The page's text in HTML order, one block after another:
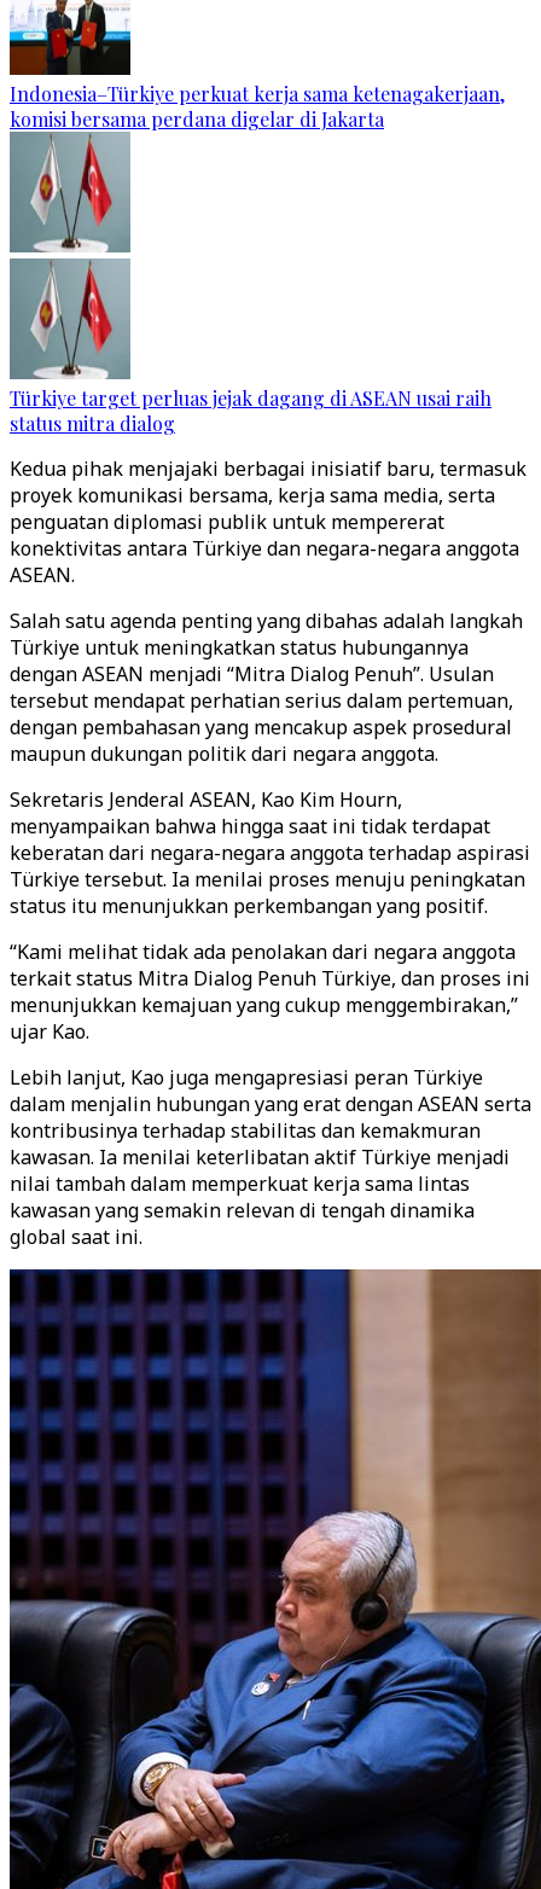
Indonesia–Türkiye perkuat kerja sama ketenagakerjaan,
komisi bersama perdana digelar di Jakarta
Türkiye target perluas jejak dagang di ASEAN usai raih
status mitra dialog
Kedua pihak menjajaki berbagai inisiatif baru, termasuk
proyek komunikasi bersama, kerja sama media, serta
penguatan diplomasi publik untuk mempererat
konektivitas antara Türkiye dan negara-negara anggota
ASEAN.
Salah satu agenda penting yang dibahas adalah langkah
Türkiye untuk meningkatkan status hubungannya
dengan ASEAN menjadi “Mitra Dialog Penuh”. Usulan
tersebut mendapat perhatian serius dalam pertemuan,
dengan pembahasan yang mencakup aspek prosedural
maupun dukungan politik dari negara anggota.
Sekretaris Jenderal ASEAN, Kao Kim Hourn,
menyampaikan bahwa hingga saat ini tidak terdapat
keberatan dari negara-negara anggota terhadap aspirasi
Türkiye tersebut. Ia menilai proses menuju peningkatan
status itu menunjukkan perkembangan yang positif.
“Kami melihat tidak ada penolakan dari negara anggota
terkait status Mitra Dialog Penuh Türkiye, dan proses ini
menunjukkan kemajuan yang cukup menggembirakan,”
ujar Kao.
Lebih lanjut, Kao juga mengapresiasi peran Türkiye
dalam menjalin hubungan yang erat dengan ASEAN serta
kontribusinya terhadap stabilitas dan kemakmuran
kawasan. Ia menilai keterlibatan aktif Türkiye menjadi
nilai tambah dalam memperkuat kerja sama lintas
kawasan yang semakin relevan di tengah dinamika
global saat ini.